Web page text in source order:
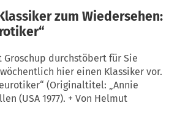
zum Wiedersehen:
durchstöbert für Sie
hier einen Klassiker vor.
(Originaltitel: „Annie
(USA 1977). + Von Helmut